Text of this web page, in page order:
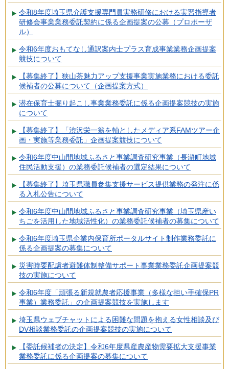
令和8年度埼玉県介護支援専門員実務研修における実習指導者
研修会事業業務委託契約に係る企画提案の公募（プロポーザ
ル）
令和6年度おもてなし通訳案内士プラス育成事業業務企画提案
競技について
【募集終了】狭山茶魅力アップ支援事業実施業務における委託
候補者の公募について（企画提案方式）
潜在保育士掘り起こし事業業務委託に係る企画提案競技の実施
について
【募集終了】「渋沢栄一翁を軸としたメディア系FAMツアー企
画・実施等業務委託」企画提案競技について
令和6年度中山間地域ふるさと事業調査研究事業（長瀞町地域
住民活動支援）の業務委託候補者の選定結果について
【募集終了】埼玉県職員参集支援サービス提供業務の発注に係
る入札公告について
令和6年度中山間地域ふるさと事業調査研究事業（埼玉県産い
ちごを活用した地域活性化）の業務委託候補者の募集について
令和6年度埼玉県企業内保育所ポータルサイト制作業務委託に
係る企画提案の募集について
災害時要配慮者避難体制整備サポート事業業務委託企画提案競
技の実施について
令和6年度「頑張る新規就農者応援事業（多様な担い手確保PR
事業）業務委託」の企画提案競技を実施します
埼玉県ウェブチャットによる困難な問題を抱える女性相談及び
DV相談業務委託の企画提案競技の実施について
【委託候補者の決定】令和6年度県産農産物需要拡大支援事業
業務委託に係る企画提案の募集について